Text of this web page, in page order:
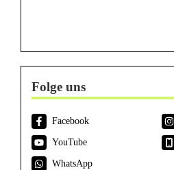
Folge uns
Facebook
YouTube
WhatsApp